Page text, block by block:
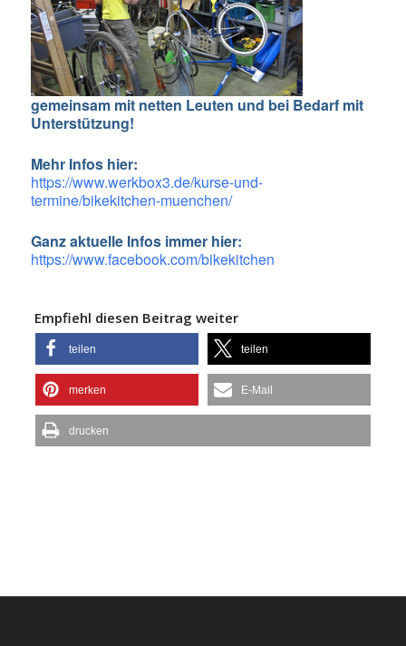
gemeinsam mit netten Leuten und bei Bedarf mit
Unterstützung!
Mehr Infos hier:
https://www.werkbox3.de/kurse-und-
termine/bikekitchen-muenchen/
Ganz aktuelle Infos immer hier:
https://www.facebook.com/bikekitchen
Empfiehl diesen Beitrag weiter
teilen teilen
merken E-Mail
drucken